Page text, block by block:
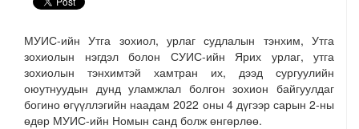
МУИС-ийн Утга зохиол, урлаг судлалын тэнхим, Утга
зохиолын нэгдэл болон СУИС-ийн Ярих урлаг, утга
зохиолын тэнхимтэй хамтран их, дээд сургуулийн
оюутнуудын дунд уламжлал болгон зохион байгуулдаг
богино өгүүллэгийн наадам 2022 оны 4 дүгээр сарын 2-ны
өдөр МУИС-ийн Номын санд болж өнгөрлөө.